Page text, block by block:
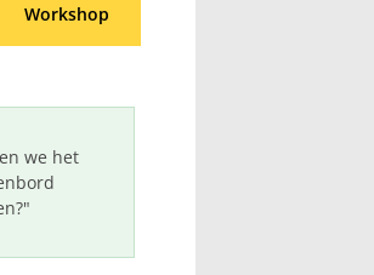
Workshop
we het